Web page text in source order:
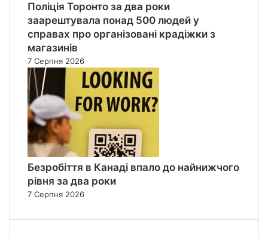
Поліція Торонто за два роки
заарештувала понад 500 людей у
справах про організовані крадіжки з
магазинів
7 Серпня 2026
Безробіття в Канаді впало до найнижчого
рівня за два роки
7 Серпня 2026